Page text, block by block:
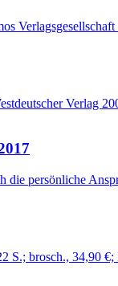
Verlag
persönliche
S.; brosch., 34,90